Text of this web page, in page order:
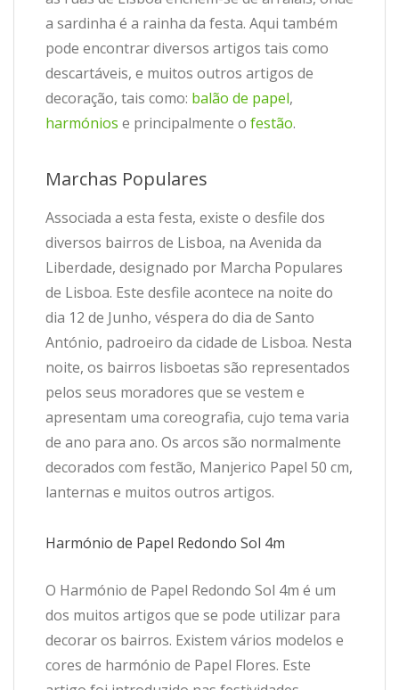
a sardinha é a rainha da festa. Aqui também
pode encontrar diversos artigos tais como
descartáveis, e muitos outros artigos de
decoração, tais como: balão de papel,
harmónios e principalmente o festão.
Marchas Populares
Associada a esta festa, existe o desfile dos
diversos bairros de Lisboa, na Avenida da
Liberdade, designado por Marcha Populares
de Lisboa. Este desfile acontece na noite do
dia 12 de Junho, véspera do dia de Santo
António, padroeiro da cidade de Lisboa. Nesta
noite, os bairros lisboetas são representados
pelos seus moradores que se vestem e
apresentam uma coreografia, cujo tema varia
de ano para ano. Os arcos são normalmente
decorados com festão, Manjerico Papel 50 cm,
lanternas e muitos outros artigos.
Harmónio de Papel Redondo Sol 4m
O Harmónio de Papel Redondo Sol 4m é um
dos muitos artigos que se pode utilizar para
decorar os bairros. Existem vários modelos e
cores de harmónio de Papel Flores. Este